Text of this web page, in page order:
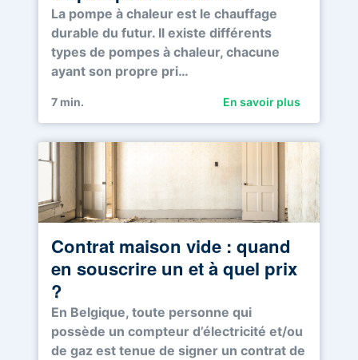
La pompe à chaleur est le chauffage
durable du futur. Il existe différents
types de pompes à chaleur, chacune
ayant son propre pri…
7 min. En savoir plus
Contrat maison vide : quand
en souscrire un et à quel prix
?
En Belgique, toute personne qui
possède un compteur d’électricité et/ou
de gaz est tenue de signer un contrat de